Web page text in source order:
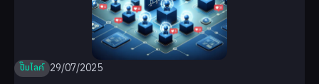
ปั๊มไลค์ 29/07/2025